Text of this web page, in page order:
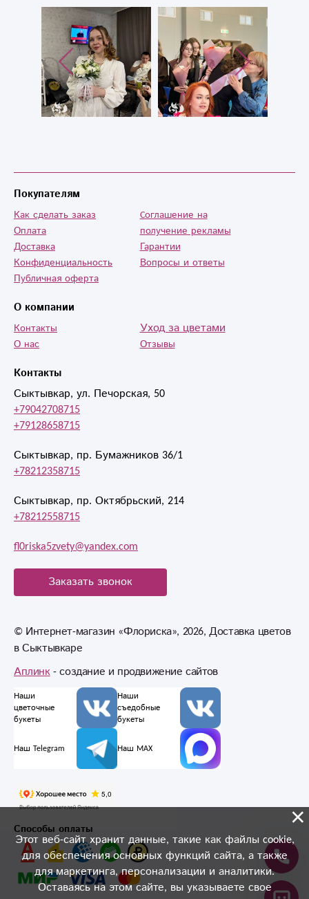
Этот веб-сайт хранит данные, такие как файлы cookie,
для обеспечения основных функций сайта, а также
для маркетинга, персонализации и аналитики.
Оставаясь на этом сайте, вы указываете свое
×
Контакты
Сыктывкар, ул. Печорская, 50
+79042708715
+79128658715
Сыктывкар, пр. Бумажников 36/1
+78212358715
Сыктывкар, пр. Октябрьский, 214
+78212558715
fl0riska5zvety@yandex.com
Заказать звонок
Покупателям
Как сделать заказ
Оплата
Доставка
Конфиденциальность
Публичная оферта
Cоглашение на
получение рекламы
Гарантии
Вопросы и ответы
О компании
Контакты
О нас
Уход за цветами
Отзывы
© Интернет-магазин «Флориска», 2026, Доставка цветов
в Сыктывкаре
Аплинк- создание и продвижение сайтов
Наши
цветочные
букеты
Наши
съедобные
букеты
Наш Telegram Наш MAX
Способы оплаты